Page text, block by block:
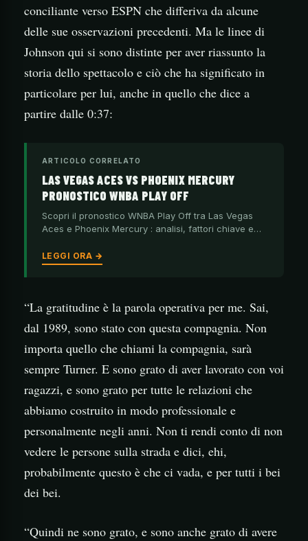
conciliante verso ESPN che differiva da alcune
delle sue osservazioni precedenti. Ma le linee di
Johnson qui si sono distinte per aver riassunto la
storia dello spettacolo e ciò che ha significato in
particolare per lui, anche in quello che dice a
partire dalle 0:37:
ARTICOLO CORRELATO
LAS VEGAS ACES VS PHOENIX MERCURY
PRONOSTICO WNBA PLAY OFF
Scopri il pronostico WNBA Play Off tra Las Vegas
Aces e Phoenix Mercury : analisi, fattori chiave e…
LEGGI ORA →
“La gratitudine è la parola operativa per me. Sai,
dal 1989, sono stato con questa compagnia. Non
importa quello che chiami la compagnia, sarà
sempre Turner. E sono grato di aver lavorato con voi
ragazzi, e sono grato per tutte le relazioni che
abbiamo costruito in modo professionale e
personalmente negli anni. Non ti rendi conto di non
vedere le persone sulla strada e dici, ehi,
probabilmente questo è che ci vada, e per tutti i bei
dei bei.
“Quindi ne sono grato, e sono anche grato di avere